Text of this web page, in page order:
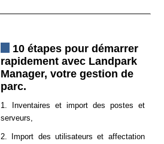
10 étapes pour démarrer
rapidement avec Landpark
Manager, votre gestion de
parc.
1. Inventaires et import des postes et
serveurs,
2. Import des utilisateurs et affectation